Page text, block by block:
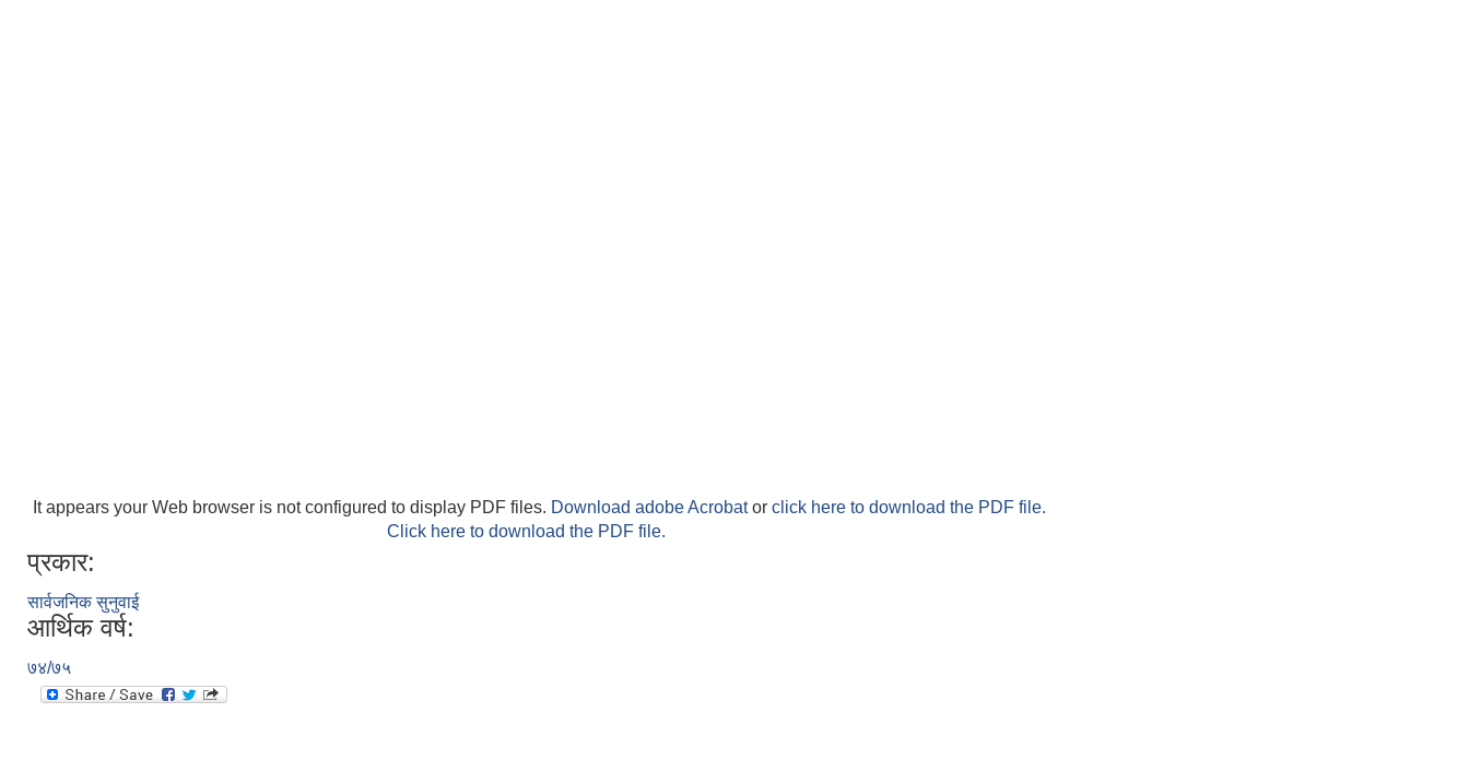
It appears your Web browser is not configured to display PDF files. Download adobe Acrobator click here to download the PDF file.
Click here to download the PDF file.
प्रकार:
सार्वजनिक सुनुवाई
आर्थिक वर्ष:
७४/७५